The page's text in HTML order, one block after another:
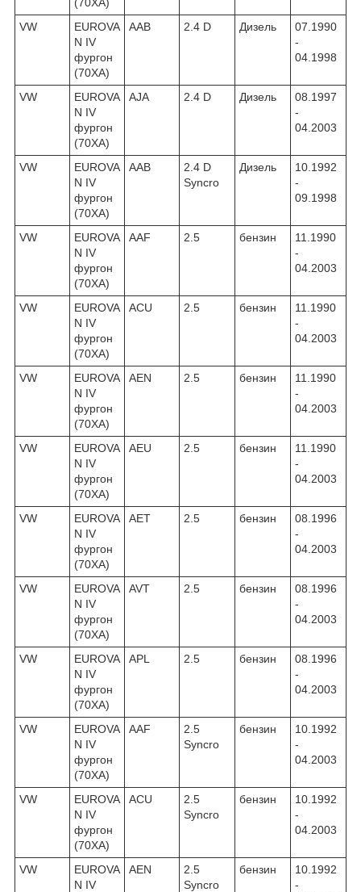
VW
EUROVA
N IV
фургон
(70XA)
AAB 2.4 D Дизель
07.1990
-
04.1998
VW
EUROVA
N IV
фургон
(70XA)
AJA 2.4 D Дизель
08.1997
-
04.2003
VW
EUROVA
N IV
фургон
(70XA)
AAB
2.4 D
Syncro
Дизель
10.1992
-
09.1998
VW
EUROVA
N IV
фургон
(70XA)
AAF 2.5 бензин
11.1990
-
04.2003
VW
EUROVA
N IV
фургон
(70XA)
ACU 2.5 бензин
11.1990
-
04.2003
VW
EUROVA
N IV
фургон
(70XA)
AEN 2.5 бензин
11.1990
-
04.2003
VW
EUROVA
N IV
фургон
(70XA)
AEU 2.5 бензин
11.1990
-
04.2003
VW
EUROVA
N IV
фургон
(70XA)
AET 2.5 бензин
08.1996
-
04.2003
VW
EUROVA
N IV
фургон
(70XA)
AVT 2.5 бензин
08.1996
-
04.2003
VW
EUROVA
N IV
фургон
(70XA)
APL 2.5 бензин
08.1996
-
04.2003
VW
EUROVA
N IV
фургон
(70XA)
AAF
2.5
Syncro
бензин
10.1992
-
04.2003
VW
EUROVA
N IV
фургон
(70XA)
ACU
2.5
Syncro
бензин
10.1992
-
04.2003
VW
EUROVA
N IV
AEN
2.5
Syncro
бензин
10.1992
-